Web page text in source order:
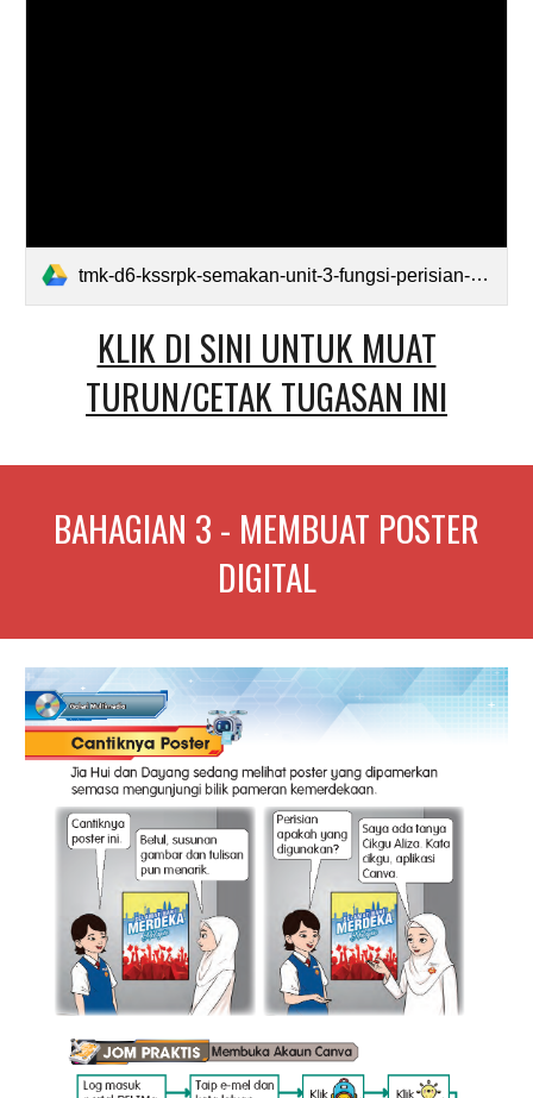
tmk-d6-kssrpk-semakan-unit-3-fungsi-perisian-penyuntingan-grafik-dan-audio-quiz.pdf
KLIK DI SINI UNTUK MUAT
TURUN/CETAK TUGASAN INI
BAHAGIAN 3 - MEMBUAT POSTER
DIGITAL